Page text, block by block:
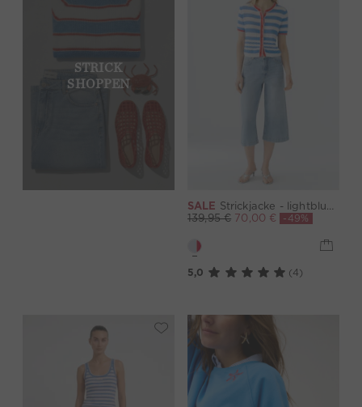
STRICK
SHOPPEN
SALE Strickjacke - lightblue rose
139,95 € 70,00 € -49%
5,0 (4)